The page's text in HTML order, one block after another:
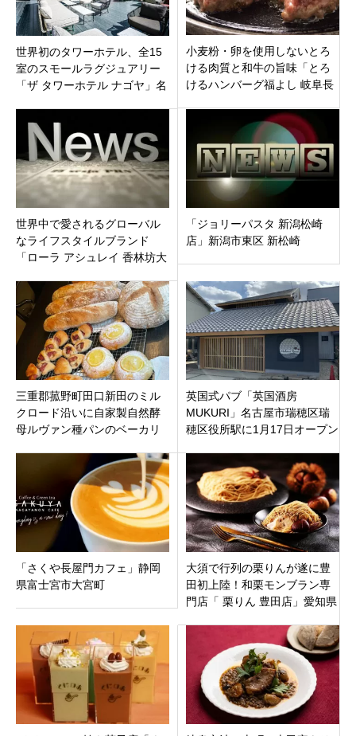
世界初のタワーホテル、全15
室のスモールラグジュアリー
「ザ タワーホテル ナゴヤ」名
小麦粉・卵を使用しないとろ
ける肉質と和牛の旨味「とろ
けるハンバーグ福よし 岐阜長
世界中で愛されるグローバル
なライフスタイルブランド
「ローラ アシュレイ 香林坊大
「ジョリーパスタ 新潟松崎
店」新潟市東区 新松崎
三重郡菰野町田口新田のミル
クロード沿いに自家製自然酵
母ルヴァン種パンのベーカリ
英国式パブ「英国酒房
MUKURI」名古屋市瑞穂区瑞
穂区役所駅に1月17日オープン
「さくや長屋門カフェ」静岡
県富士宮市大宮町
大須で行列の栗りんが遂に豊
田初上陸！和栗モンブラン専
門店「 栗りん 豊田店」愛知県